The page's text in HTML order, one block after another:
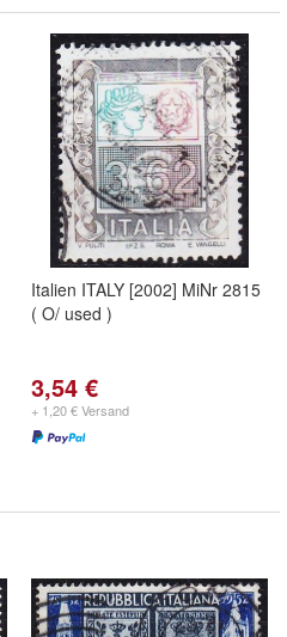
Italien ITALY [2002] MiNr 2815
( O/ used )
3,54 €
+ 1,20 € Versand